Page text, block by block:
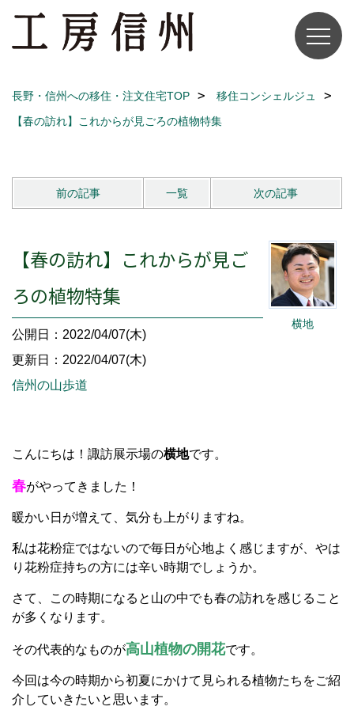
長野・信州への移住・注文住宅TOP
移住コンシェルジュ
【春の訪れ】これからが見ごろの植物特集
前の記事 一覧 次の記事
横地
【春の訪れ】これからが見ご
ろの植物特集
公開日：2022/04/07(木)
更新日：2022/04/07(木)
信州の山歩道
こんにちは！諏訪展示場の横地です。
春がやってきました！
暖かい日が増えて、気分も上がりますね。
私は花粉症ではないので毎日が心地よく感じますが、やは
り花粉症持ちの方には辛い時期でしょうか。
さて、この時期になると山の中でも春の訪れを感じること
が多くなります。
その代表的なものが高山植物の開花です。
今回は今の時期から初夏にかけて見られる植物たちをご紹
介していきたいと思います。